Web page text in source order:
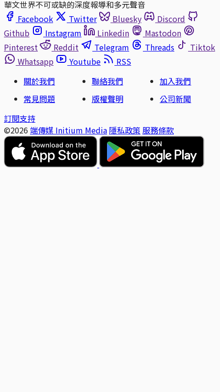
華文世界不可或缺的深度報導和多元聲音
Facebook
Twitter Bluesky
Discord
Github
Instagram Linkedin
Mastodon
Pinterest
Reddit Telegram Threads
Tiktok
Whatsapp
Youtube
RSS
關於我們
聯絡我們
加入我們
常見問題
版權聲明
公司新聞
訂閱支持
©2026 端傳媒 Initium Media 隱私政策 服務條款